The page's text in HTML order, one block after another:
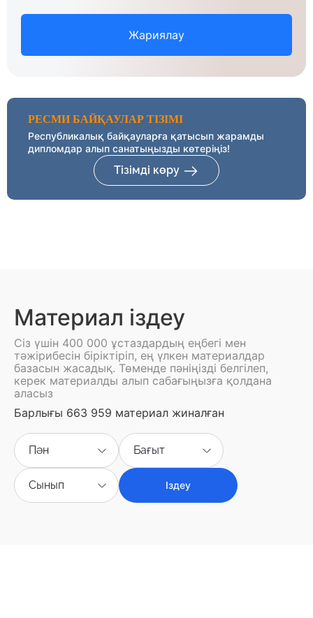
Жариялау
РЕСМИ БАЙҚАУЛАР ТІЗІМІ
Республикалық байқауларға қатысып жарамды
дипломдар алып санатыңызды көтеріңіз!
Тізімді көру
Материал іздеу
Сіз үшін 400 000 ұстаздардың еңбегі мен
тәжірибесін біріктіріп, ең үлкен материалдар
базасын жасадық. Төменде пәніңізді белгілеп,
керек материалды алып сабағыңызға қолдана
аласыз
Барлығы 663 959 материал жиналған
Пән Бағыт
Сынып Іздеу